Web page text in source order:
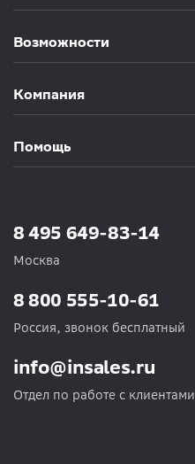
Возможности
Компания
Помощь
8 495 649-83-14
Москва
info@insales.ru
Отдел по работе с клиентами
8 800 555-10-61
Россия, звонок бесплатный